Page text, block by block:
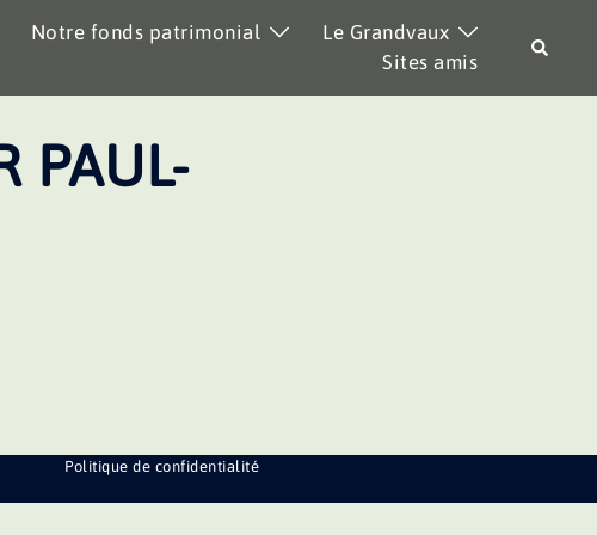
Notre fonds patrimonial
Le Grandvaux
Sites amis
PAUL-
Politique de confidentialité